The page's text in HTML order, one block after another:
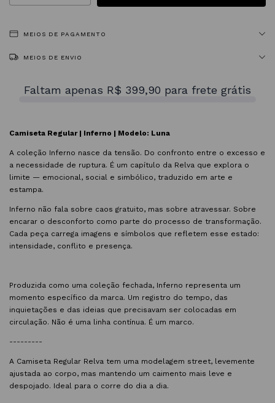
MEIOS DE PAGAMENTO
MEIOS DE ENVIO
Faltam apenas R$ 399,90 para frete grátis
Camiseta Regular | Inferno | Modelo: Luna
A coleção Inferno nasce da tensão. Do confronto entre o excesso e
a necessidade de ruptura. É um capítulo da Relva que explora o
limite — emocional, social e simbólico, traduzido em arte e
estampa.
Inferno não fala sobre caos gratuito, mas sobre atravessar. Sobre
encarar o desconforto como parte do processo de transformação.
Cada peça carrega imagens e símbolos que refletem esse estado:
intensidade, conflito e presença.
Produzida como uma coleção fechada, Inferno representa um
momento específico da marca. Um registro do tempo, das
inquietações e das ideias que precisavam ser colocadas em
circulação. Não é uma linha contínua. É um marco.
---------
A Camiseta Regular Relva tem uma modelagem street, levemente
ajustada ao corpo, mas mantendo um caimento mais leve e
despojado. Ideal para o corre do dia a dia.